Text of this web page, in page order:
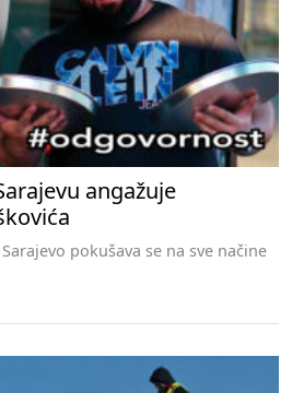
angažuje
pokušava se na sve načine